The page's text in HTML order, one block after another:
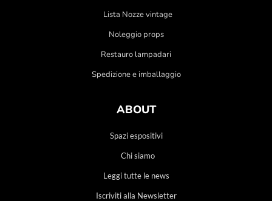
Lista Nozze vintage
Noleggio props
Restauro lampadari
Spedizione e imballaggio
ABOUT
Spazi espositivi
Chi siamo
Leggi tutte le news
Iscriviti alla Newsletter